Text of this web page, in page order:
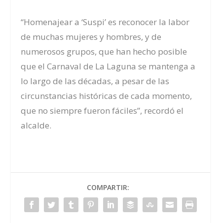
“Homenajear a ‘Suspi’ es reconocer la labor
de muchas mujeres y hombres,y de
numerosos grupos, que han hecho posible
que el Carnaval de La Laguna se mantenga a
lo largo de las décadas, a pesar de las
circunstancias históricas de cada momento,
que no siempre fueron fáciles”, recordó el
alcalde.
COMPARTIR: